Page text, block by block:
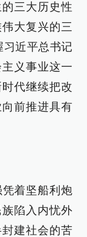
三大历史性
大复兴的三
习近平总书记
义事业这一
代继续把改
前推进具有
着坚船利炮
陷入内忧外
建社会的苦